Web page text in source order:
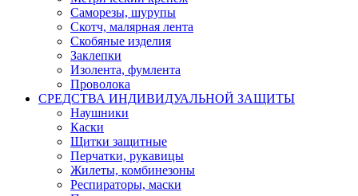
Саморезы, шурупы
Скотч, малярная лента
Скобяные изделия
Заклепки
Изолента, фумлента
Проволока
СРЕДСТВА ИНДИВИДУАЛЬНОЙ ЗАЩИТЫ
Наушники
Каски
Щитки защитные
Перчатки, рукавицы
Жилеты, комбинезоны
Респираторы, маски